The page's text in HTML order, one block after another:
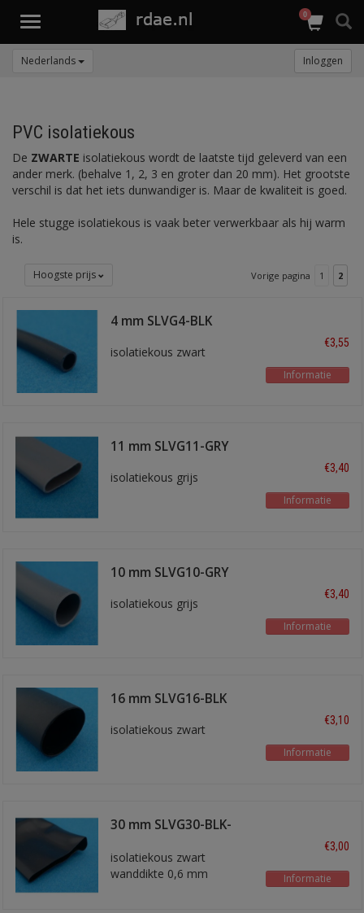
Toggle
0
Nederlands Inloggen
PVC isolatiekous
De ZWARTE isolatiekous wordt de laatste tijd geleverd van een
ander merk. (behalve 1, 2, 3 en groter dan 20 mm). Het grootste
verschil is dat het iets dunwandiger is. Maar de kwaliteit is goed.
Hele stugge isolatiekous is vaak beter verwerkbaar als hij warm
is.
Hoogste prijs Vorige pagina 1 2
4 mm SLVG4-BLK
isolatiekous zwart
€3,55
Informatie
11 mm SLVG11-GRY
isolatiekous grijs
€3,40
Informatie
10 mm SLVG10-GRY
isolatiekous grijs
€3,40
Informatie
16 mm SLVG16-BLK
isolatiekous zwart
€3,10
Informatie
30 mm SLVG30-BLK-
isolatiekous zwart
wanddikte 0,6 mm
€3,00
Informatie